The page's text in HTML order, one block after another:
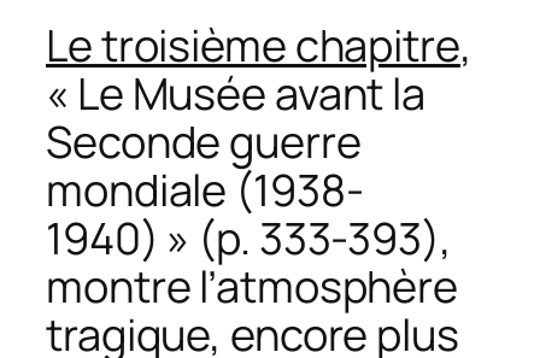
Le troisième chapitre,
« Le Musée avant la
Seconde guerre
mondiale (1938-
1940) » (p. 333-393),
montre l’atmosphère
tragique, encore plus